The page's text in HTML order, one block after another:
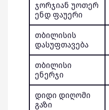
ჯორჯიან უოთერ
ენდ ფაუერი
თბილისის
დასუფთავება
თბილისი
ენერჯი
დიდი დიღომი
გაზი